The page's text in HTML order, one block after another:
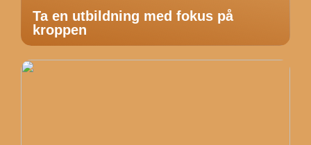
Ta en utbildning med fokus på
kroppen